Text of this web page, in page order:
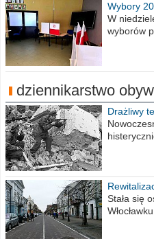
Wybory
procent
W
wyborów
dziennikarstwo
Drażliwy
Stała się